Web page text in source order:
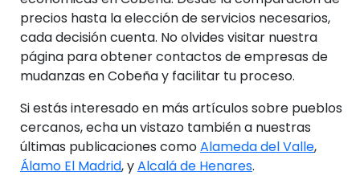
precios hasta la elección de servicios necesarios,
cada decisión cuenta. No olvides visitar nuestra
página para obtener contactos de empresas de
mudanzas en Cobeña y facilitar tu proceso.
Si estás interesado en más artículos sobre pueblos
cercanos, echa un vistazo también a nuestras
últimas publicaciones comoAlameda del Valle,
Álamo El Madrid, yAlcalá de Henares.